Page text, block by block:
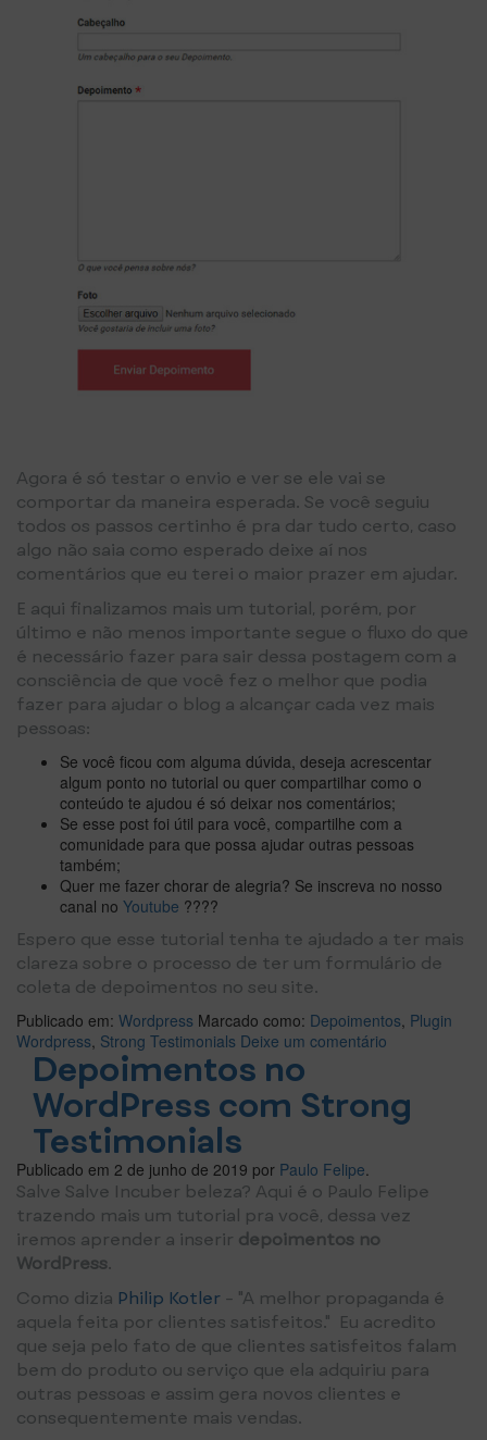
Agora é só testar o envio e ver se ele vai se
comportar da maneira esperada. Se você seguiu
todos os passos certinho é pra dar tudo certo, caso
algo não saia como esperado deixe aí nos
comentários que eu terei o maior prazer em ajudar.
E aqui finalizamos mais um tutorial, porém, por
último e não menos importante segue o fluxo do que
é necessário fazer para sair dessa postagem com a
consciência de que você fez o melhor que podia
fazer para ajudar o blog a alcançar cada vez mais
pessoas:
Se você ficou com alguma dúvida, deseja acrescentar
algum ponto no tutorial ou quer compartilhar como o
conteúdo te ajudou é só deixar nos comentários;
Se esse post foi útil para você, compartilhe com a
comunidade para que possa ajudar outras pessoas
também;
Quer me fazer chorar de alegria? Se inscreva no nosso
canal no Youtube ????
Espero que esse tutorial tenha te ajudado a ter mais
clareza sobre o processo de ter um formulário de
coleta de depoimentos no seu site.
Publicado em: Wordpress Marcado como: Depoimentos, Plugin
Wordpress, Strong Testimonials Deixe um comentário
Depoimentos no
WordPress com Strong
Testimonials
Publicado em 2 de junho de 2019 por Paulo Felipe.
Salve Salve Incuber beleza? Aqui é o Paulo Felipe
trazendo mais um tutorial pra você, dessa vez
iremos aprender a inserir depoimentos no
WordPress.
Como dizia Philip Kotler - "A melhor propaganda é
aquela feita por clientes satisfeitos." Eu acredito
que seja pelo fato de que clientes satisfeitos falam
bem do produto ou serviço que ela adquiriu para
outras pessoas e assim gera novos clientes e
consequentemente mais vendas.